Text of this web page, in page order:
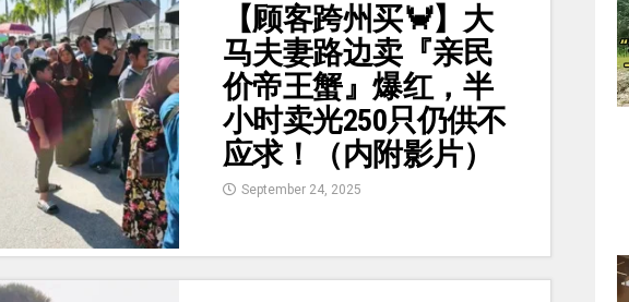
【顾客跨州买🦀】大
马夫妻路边卖『亲民
价帝王蟹』爆红，半
小时卖光250只仍供不
应求！（内附影片）
September 24, 2025